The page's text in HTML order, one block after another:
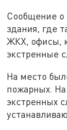
Сообщение о
здания, где
ЖКХ, офисы,
экстренные
На место
пожарных.
экстренных